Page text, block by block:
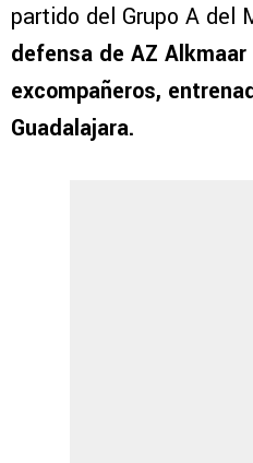
partido del Grupo A del
defensa de AZ
excompañeros,
Guadalajara.